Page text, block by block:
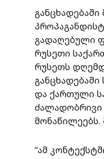
გადაღებული
რუსეთი
რუსეთს
და ქართული
“ამ